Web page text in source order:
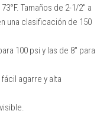
Tamaños de 2-1/2″ a
una clasificación de 150
100 psi y las de 8″ para
agarre y alta